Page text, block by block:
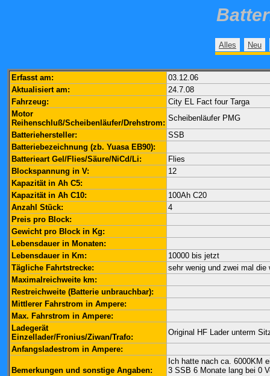
Alles Neu
Erfasst am:
03.12.06
Aktualisiert am:
24.7.08
Fahrzeug:
City EL Fact four Targa
Motor
Reihenschluß/Scheibenläufer/Drehstrom:
Scheibenläufer PMG
Batteriehersteller:
SSB
Batteriebezeichnung (zb. Yuasa EB90):
Batterieart Gel/Flies/Säure/NiCd/Li:
Flies
Blockspannung in V:
12
Kapazität in Ah C5:
Kapazität in Ah C10:
100Ah C20
Anzahl Stück:
4
Preis pro Block:
Gewicht pro Block in Kg:
Lebensdauer in Monaten:
Lebensdauer in Km:
10000 bis jetzt
Tägliche Fahrtstrecke:
sehr wenig und zwei mal
Maximalreichweite km:
Restreichweite (Batterie unbrauchbar):
Mittlerer Fahrstrom in Ampere:
Max. Fahrstrom in Ampere:
Ladegerät
Einzellader/Fronius/Ziwan/Trafo:
Original HF Lader unterm
Anfangsladestrom in Ampere:
Bemerkungen und sonstige Angaben:
Ich hatte nach ca. 6000KM
3 SSB 6 Monate lang bei 0